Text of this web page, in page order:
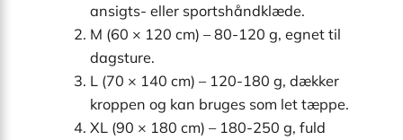
ansigts- eller sportshåndklæde.
M (60 × 120 cm) – 80-120 g, egnet til
dagsture.
L (70 × 140 cm) – 120-180 g, dækker
kroppen og kan bruges som let tæppe.
XL (90 × 180 cm) – 180-250 g, fuld